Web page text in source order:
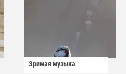
Зримая музыка